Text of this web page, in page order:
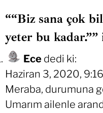
““Biz sana çok
yeter bu kadar.””
Ece dedi ki:
Haziran 3, 2020,
Meraba, durumuna
Umarım ailenle